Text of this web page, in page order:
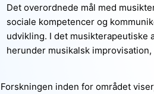
Det overordnede mål med
sociale kompetencer og
udvikling. I det musikterapeutiske
herunder musikalsk
Forskningen inden for området